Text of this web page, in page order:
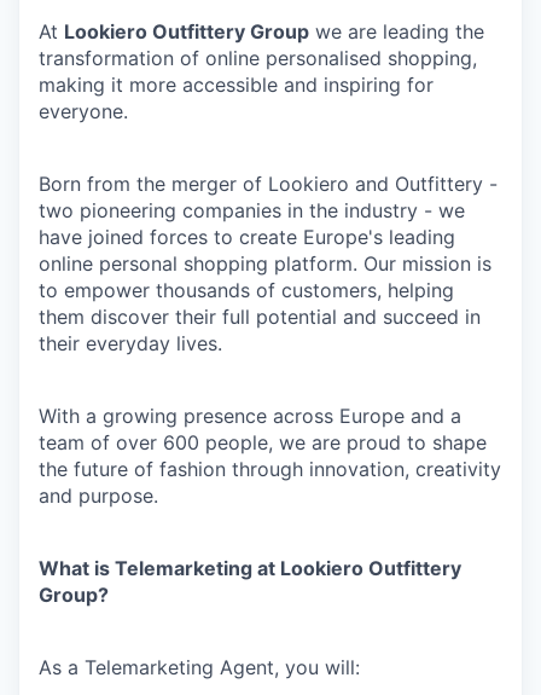
At Lookiero Outfittery Group we are leading the
transformation of online personalised shopping,
making it more accessible and inspiring for
everyone.
Born from the merger of Lookiero and Outfittery -
two pioneering companies in the industry - we
have joined forces to create Europe's leading
online personal shopping platform. Our mission is
to empower thousands of customers, helping
them discover their full potential and succeed in
their everyday lives.
With a growing presence across Europe and a
team of over 600 people, we are proud to shape
the future of fashion through innovation, creativity
and purpose.
What is Telemarketing at Lookiero Outfittery
Group?
As a Telemarketing Agent, you will: